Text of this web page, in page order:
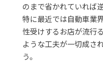
のまで省かれていれば
特に最近では自動車業
性受けするお店が流行
ような工夫が一切成さ
う。